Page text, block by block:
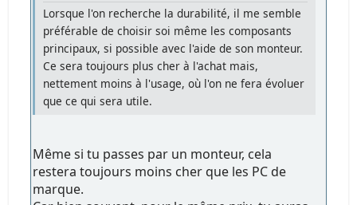
Lorsque l'on recherche la durabilité, il me semble
préférable de choisir soi même les composants
principaux, si possible avec l'aide de son monteur.
Ce sera toujours plus cher à l'achat mais,
nettement moins à l'usage, où l'on ne fera évoluer
que ce qui sera utile.
Même si tu passes par un monteur, cela
restera toujours moins cher que les PC de
marque.